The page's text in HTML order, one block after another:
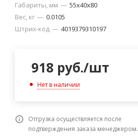
Габариты, мм — 55х40х80
Вес, кг — 0.0105
Штрих-код — 4019379310197
918 руб./шт
Нет в наличии
Отгрузка осуществляется после
подтверждения заказа менеджером.